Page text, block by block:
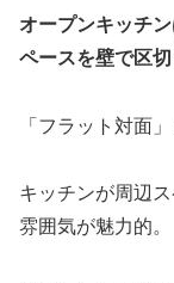
オープンキッチ
ペースを壁で区
「フラット対面
キッチンが周辺
雰囲気が魅力的。